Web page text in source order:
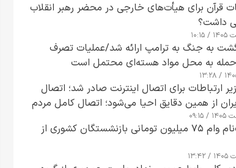
قرآن برای هیأت‌های خارجی در محضر رهبر انقلاب
داشت؟
به جنگ به ترامپ ارائه شد/عملیات تصرف
به محل مواد هسته‌ای محتمل است
ارتباطات برای اتصال اینترنت صادر شد؛ اتصال
از همین دقایق احیا می‌شود؛ اتصال کامل مردم
آغاز ثبت‌نام وام ۷۵ میلیون تومانی بازنشستگان کشوری از